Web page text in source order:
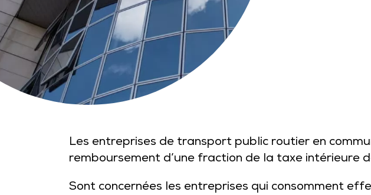
Les entreprises de transport public routier en
remboursement d’une fraction de la taxe intérieure
Sont concernées les entreprises qui consomment